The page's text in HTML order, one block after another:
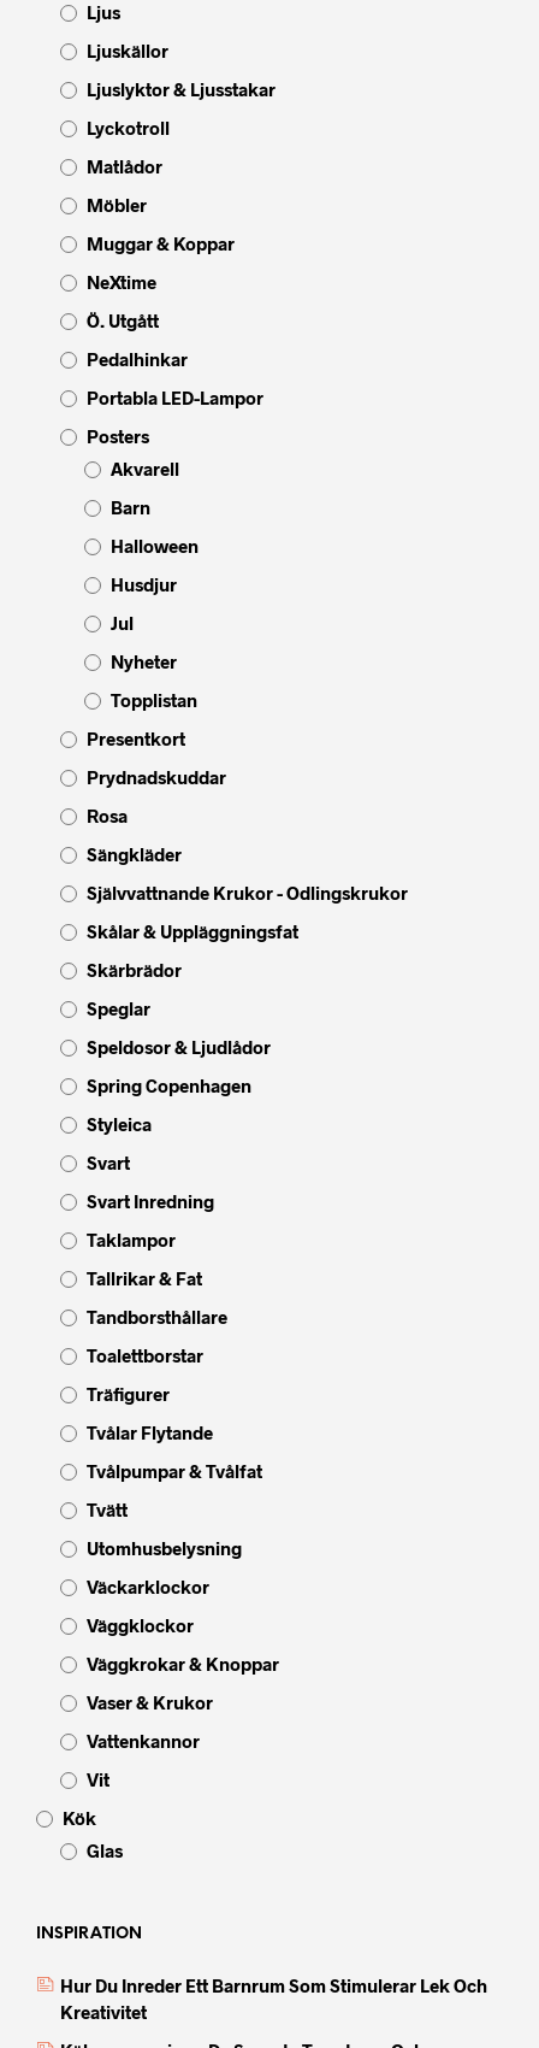
Ljus
Ljuskällor
Ljuslyktor & Ljusstakar
Lyckotroll
Matlådor
Möbler
Muggar & Koppar
NeXtime
Ö. Utgått
Pedalhinkar
Portabla LED-Lampor
Posters
Akvarell
Barn
Halloween
Husdjur
Jul
Nyheter
Topplistan
Presentkort
Prydnadskuddar
Rosa
Sängkläder
Självvattnande Krukor - Odlingskrukor
Skålar & Uppläggningsfat
Skärbrädor
Speglar
Speldosor & Ljudlådor
Spring Copenhagen
Styleica
Svart
Svart Inredning
Taklampor
Tallrikar & Fat
Tandborsthållare
Toalettborstar
Träfigurer
Tvålar Flytande
Tvålpumpar & Tvålfat
Tvätt
Utomhusbelysning
Väckarklockor
Väggklockor
Väggkrokar & Knoppar
Vaser & Krukor
Vattenkannor
Vit
Kök
Glas
INSPIRATION
Hur Du Inreder Ett Barnrum Som Stimulerar Lek Och
Kreativitet